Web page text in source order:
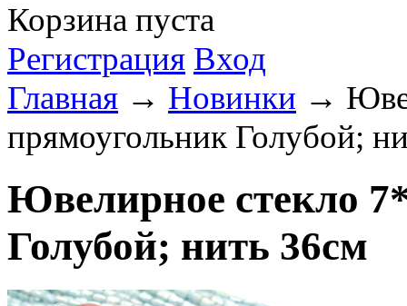
Корзина пуста
Регистрация Вход
Главная → Новинки →
прямоугольник Голубой;
Ювелирное стекло
Голубой; нить 36см